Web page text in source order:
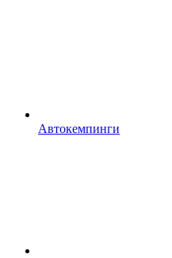
Автокемпинги